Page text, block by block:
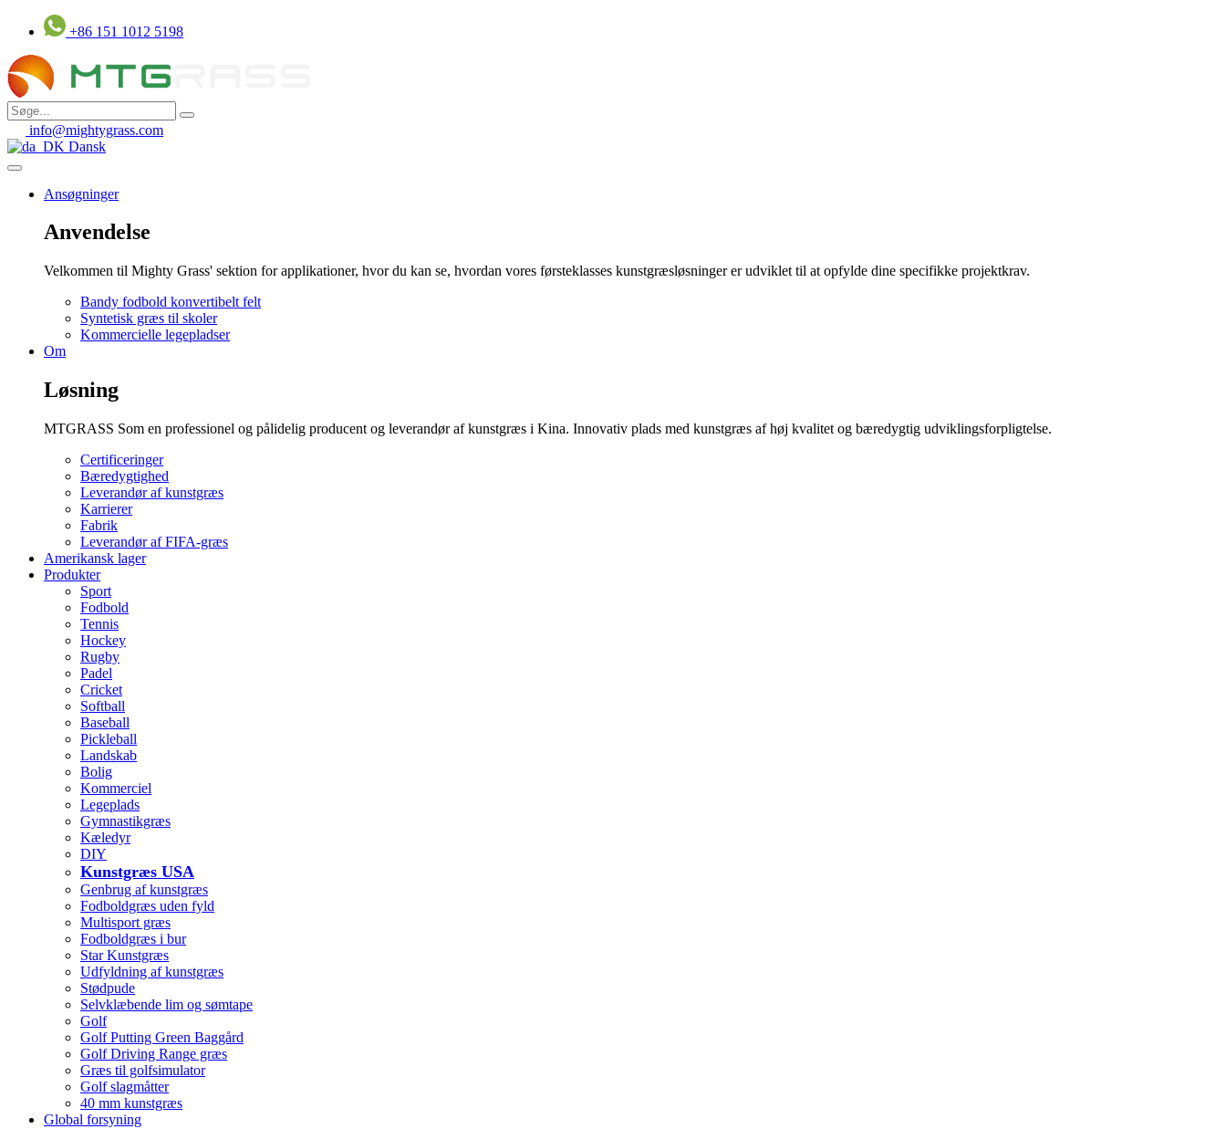
indhold
+86 151 1012 5198
info@mightygrass.com
Dansk
Ansøgninger
Anvendelse
Velkommen til Mighty Grass' sektion for applikationer, hvor du kan se, hvordan vores førsteklasses kunstgræsløsninger er udviklet til at opfylde dine specifikke projektkrav.
Bandy fodbold konvertibelt felt
Syntetisk græs til skoler
Kommercielle legepladser
Om
Løsning
MTGRASS Som en professionel og pålidelig producent og leverandør af kunstgræs i Kina. Innovativ plads med kunstgræs af høj kvalitet og bæredygtig udviklingsforpligtelse.
Certificeringer
Bæredygtighed
Leverandør af kunstgræs
Karrierer
Fabrik
Leverandør af FIFA-græs
Amerikansk lager
Produkter
Sport
Fodbold
Tennis
Hockey
Rugby
Padel
Cricket
Softball
Baseball
Pickleball
Landskab
Bolig
Kommerciel
Legeplads
Gymnastikgræs
Kæledyr
DIY
Kunstgræs USA
Genbrug af kunstgræs
Fodboldgræs uden fyld
Multisport græs
Fodboldgræs i bur
Star Kunstgræs
Udfyldning af kunstgræs
Stødpude
Selvklæbende lim og sømtape
Golf
Golf Putting Green Baggård
Golf Driving Range græs
Græs til golfsimulator
Golf slagmåtter
40 mm kunstgræs
Global forsyning